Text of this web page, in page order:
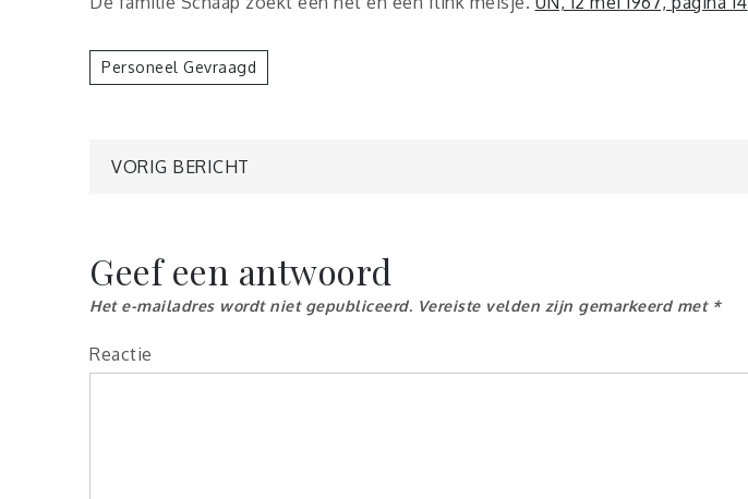
Personeel Gevraagd
Berichtnavigatie
VORIG BERICHT
Geef een antwoord
Het e-mailadres wordt niet gepubliceerd. Vereiste velden zijn gemarkeerd met *
Reactie